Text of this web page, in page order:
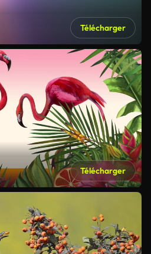
Télécharger
Télécharger